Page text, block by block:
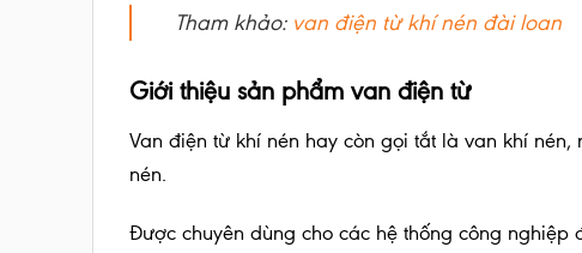
Tham khảo: van điện từ khí nén đài loan
Giới thiệu sản phẩm van điện từ
Van điện từ khí nén hay còn gọi tắt là van khí
nén.
Được chuyên dùng cho các hệ thống công